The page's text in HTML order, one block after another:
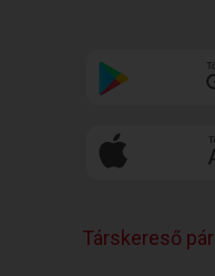
Társkereső